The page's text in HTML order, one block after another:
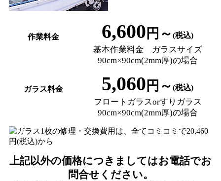
作業料金 6,600 円～(税込)
基本作業料金 ガラスサイズ
90cm×90cm(2mm厚)の場合
ガラス料金 5,060 円～(税込)
フロートガラスorすりガラス
90cm×90cm(2mm厚)の場合
上記以外の価格につきましてはお電話でお
問合せください。